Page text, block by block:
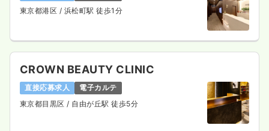
給与 31.4万円/月 賞与4ヶ月
※経験5年の例
気になる 詳細を見る
東京都港区 / 浜松町駅 徒歩1分
CROWN BEAUTY CLINIC
直接応募求人
電子カルテ
東京都目黒区 / 自由が丘駅 徒歩5分